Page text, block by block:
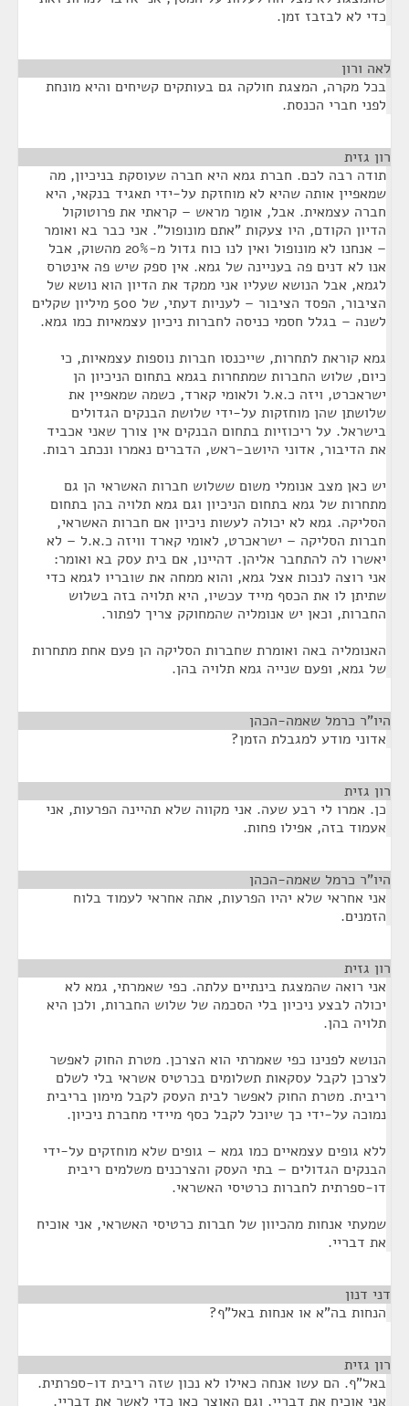
כדי לא לבזבז זמן.
לאה ורון
בכל מקרה, המצגת חולקה גם בעותקים קשיחים והיא מונחת
לפני חברי הכנסת.
רון גזית
תודה רבה לכם. חברת גמא היא חברה שעוסקת בניכיון, מה
שמאפיין אותה שהיא לא מוחזקת על-ידי תאגיד בנקאי, היא
חברה עצמאית. אבל, אומַר מראש – קראתי את פרוטוקול
הדיון הקודם, היו צעקות "אתם מונופול". אני כבר בא ואומר
– אנחנו לא מונופול ואין לנו כוח גדול מ-20% מהשוק, אבל
אנו לא דנים פה בעניינה של גמא. אין ספק שיש פה אינטרס
לגמא, אבל הנושא שעליו אני ממקד את הדיון הוא נושא של
הציבור, הפסד הציבור – לעניות דעתי, של 500 מיליון שקלים
לשנה – בגלל חסמי כניסה לחברות ניכיון עצמאיות כמו גמא.
גמא קוראת לתחרות, שייכנסו חברות נוספות עצמאיות, כי
כיום, שלוש החברות שמתחרות בגמא בתחום הניכיון הן
ישראכרט, ויזה כ.א.ל ולאומי קארד, כשמה שמאפיין את
שלושתן שהן מוחזקות על-ידי שלושת הבנקים הגדולים
בישראל. על ריכוזיות בתחום הבנקים אין צורך שאני אכביד
את הדיבור, אדוני היושב-ראש, הדברים נאמרו ונכתב רבות.
יש כאן מצב אנומלי משום ששלוש חברות האשראי הן גם
מתחרות של גמא בתחום הניכיון וגם גמא תלויה בהן בתחום
הסליקה. גמא לא יכולה לעשות ניכיון אם חברות האשראי,
חברות הסליקה – ישראכרט, לאומי קארד וויזה כ.א.ל – לא
יאשרו לה להתחבר אליהן. דהיינו, אם בית עסק בא ואומר:
אני רוצה לנכות אצל גמא, והוא ממחה את שובריו לגמא כדי
שתיתן לו את הכסף מייד עכשיו, היא תלויה בזה בשלוש
החברות, וכאן יש אנומליה שהמחוקק צריך לפתור.
האנומליה באה ואומרת שחברות הסליקה הן פעם אחת מתחרות
של גמא, ופעם שנייה גמא תלויה בהן.
היו"ר כרמל שאמה-הכהן
אדוני מודע למגבלת הזמן?
רון גזית
כן. אמרו לי רבע שעה. אני מקווה שלא תהיינה הפרעות, אני
אעמוד בזה, אפילו פחות.
היו"ר כרמל שאמה-הכהן
אני אחראי שלא יהיו הפרעות, אתה אחראי לעמוד בלוח
הזמנים.
רון גזית
אני רואה שהמצגת בינתיים עלתה. כפי שאמרתי, גמא לא
יכולה לבצע ניכיון בלי הסכמה של שלוש החברות, ולכן היא
תלויה בהן.
הנושא לפנינו כפי שאמרתי הוא הצרכן. מטרת החוק לאפשר
לצרכן לקבל עסקאות תשלומים בכרטיס אשראי בלי לשלם
ריבית. מטרת החוק לאפשר לבית העסק לקבל מימון בריבית
נמוכה על-ידי כך שיוכל לקבל כסף מיידי מחברת ניכיון.
ללא גופים עצמאיים כמו גמא – גופים שלא מוחזקים על-ידי
הבנקים הגדולים – בתי העסק והצרכנים משלמים ריבית
דו-ספרתית לחברות כרטיסי האשראי.
שמעתי אנחות מהכיוון של חברות כרטיסי האשראי, אני אוכיח
את דבריי.
דני דנון
הנחות בה"א או אנחות באל"ף?
רון גזית
באל"ף. הם עשו אנחה כאילו לא נכון שזה ריבית דו-ספרתית.
אני אוכיח את דבריי, וגם האוצר כאן כדי לאשר את דבריי.